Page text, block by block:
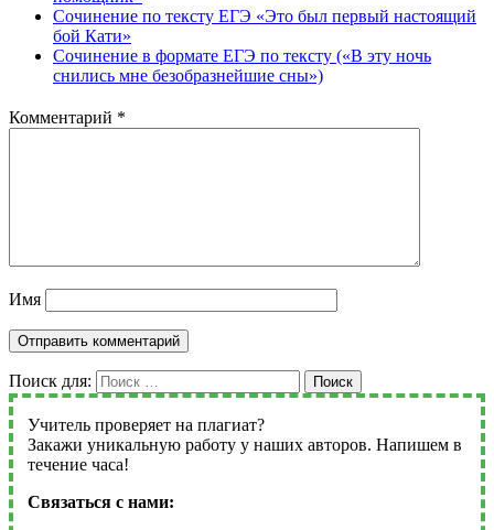
Сочинение по тексту ЕГЭ «Это был первый настоящий
бой Кати»
Сочинение в формате ЕГЭ по тексту («В эту ночь
снились мне безобразнейшие сны»)
Комментарий *
Имя
Поиск для: Поиск
Учитель проверяет на плагиат?
Закажи уникальную работу у наших авторов. Напишем в
течение часа!
Связаться с нами: